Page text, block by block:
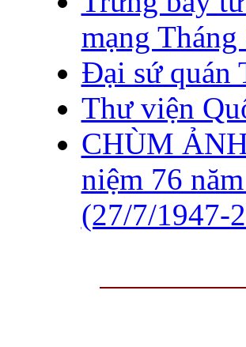
mạng
Đại sứ quán
Thư viện
CHÙM
niệm 76
(27/7/1947-